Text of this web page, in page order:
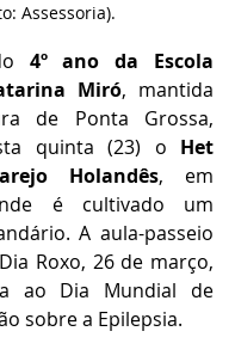
Assessoria).
4º ano da Escola
Miró, mantida
de Ponta Grossa,
quinta (23) o Het
Holandês, em
é cultivado um
A aula-passeio
Roxo, 26 de março,
ao Dia Mundial de
sobre a Epilepsia.